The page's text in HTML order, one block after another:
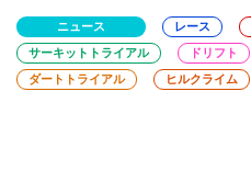
ニュース レース
サーキットトライアル
ドリフト
ダートトライアル
ヒルクライム